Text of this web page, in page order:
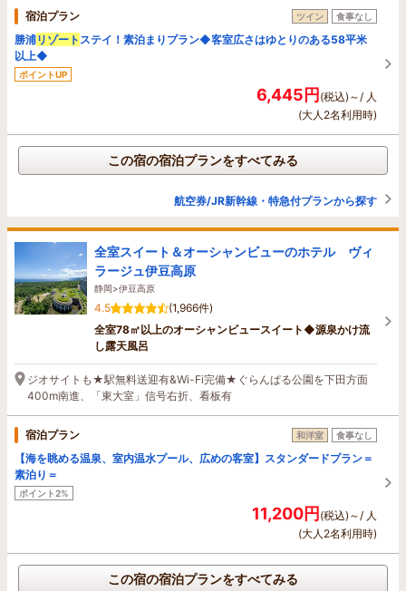
宿泊プラン ツイン 食事なし
勝浦リゾート ステイ！素泊まりプラン◆客室広さはゆとりのある58平米
以上◆
ポイントUP
6,445円(税込)～/ 人
(大人2名利用時)
この宿の宿泊プランをすべてみる
航空券/JR新幹線・特急付プランから探す
全室スイート＆オーシャンビューのホテル ヴィ
ラージュ伊豆高原
静岡>伊豆高原
4.5
(1,966件)
全室78㎡以上のオーシャンビュースイート◆源泉かけ流
し露天風呂
ジオサイトも★駅無料送迎有&Wi-Fi完備★ぐらんぱる公園を下田方面
400m南進、「東大室」信号右折、看板有
宿泊プラン 和洋室 食事なし
【海を眺める温泉、室内温水プール、広めの客室】スタンダードプラン＝
素泊り＝
ポイント2%
11,200円(税込)～/ 人
(大人2名利用時)
この宿の宿泊プランをすべてみる